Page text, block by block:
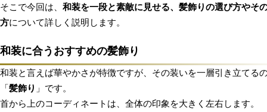
そこで今回は、 和装を一段と素敵に見せる、髪飾りの選び方やそ
方について詳しく説明します。
和装に合うおすすめの髪飾り
和装と言えば華やかさが特徴ですが、その装いを一層引き立てる
「髪飾り 」です。
首から上のコーディネートは、全体の印象を大きく左右します。